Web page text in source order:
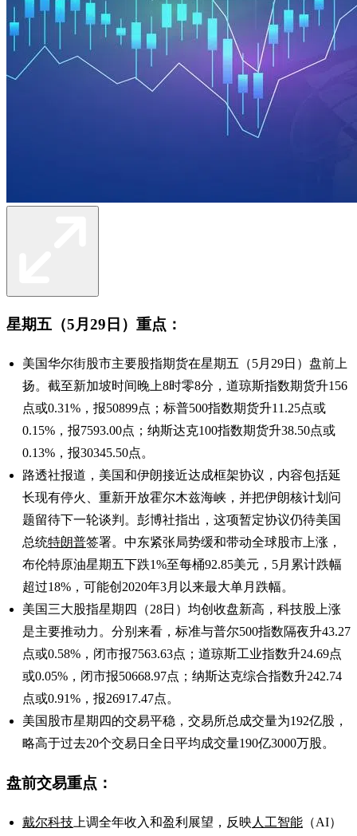
星期五（5月29日）重点：
美国华尔街股市主要股指期货在星期五（5月29日）盘前上
扬。截至新加坡时间晚上8时零8分，道琼斯指数期货升156
点或0.31%，报50899点；标普500指数期货升11.25点或
0.15%，报7593.00点；纳斯达克100指数期货升38.50点或
0.13%，报30345.50点。
路透社报道，美国和伊朗接近达成框架协议，内容包括延
长现有停火、重新开放霍尔木兹海峡，并把伊朗核计划问
题留待下一轮谈判。彭博社指出，这项暂定协议仍待美国
总统特朗普签署。中东紧张局势缓和带动全球股市上涨，
布伦特原油星期五下跌1%至每桶92.85美元，5月累计跌幅
超过18%，可能创2020年3月以来最大单月跌幅。
美国三大股指星期四（28日）均创收盘新高，科技股上涨
是主要推动力。分别来看，标准与普尔500指数隔夜升43.27
点或0.58%，闭市报7563.63点；道琼斯工业指数升24.69点
或0.05%，闭市报50668.97点；纳斯达克综合指数升242.74
点或0.91%，报26917.47点。
美国股市星期四的交易平稳，交易所总成交量为192亿股，
略高于过去20个交易日全日平均成交量190亿3000万股。
盘前交易重点：
戴尔科技 上调全年收入和盈利展望，反映 人工智能 （AI）